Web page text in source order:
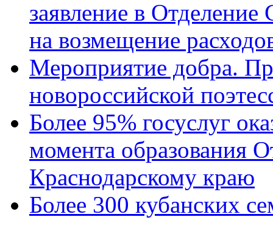
заявление в
на возмещение
Мероприятие добра.
новороссийской
Более 95% госуслуг
момента образования
Краснодарскому краю
Более 300 кубанских